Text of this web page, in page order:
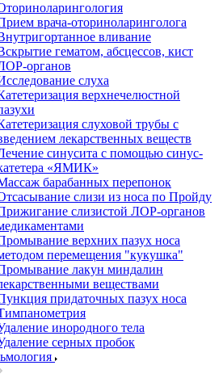
врача-оториноларинголога
вливание
гематом, абсцессов, кист
органов
слуха
верхнечелюстной
слуховой трубы с
лекарственных веществ
синусита с помощью синус-
«ЯМИК»
барабанных перепонок
слизи из носа по Пройду
слизистой ЛОР-органов
верхних пазух носа
перемещения "кукушка"
лакун миндалин
веществами
придаточных пазух носа
инородного тела
серных пробок